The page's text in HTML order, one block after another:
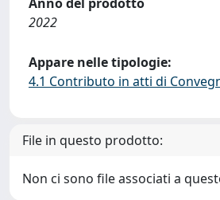
2022
Appare nelle tipologie:
4.1 Contributo in atti di
File in questo prodotto:
Non ci sono file associati a